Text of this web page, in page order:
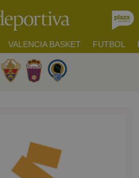
VALENCIA BASKET FUTBOL